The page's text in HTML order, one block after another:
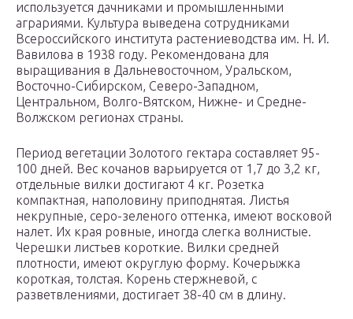
используется дачниками и промышленными
аграриями. Культура выведена сотрудниками
Всероссийского института растениеводства им. Н. И.
Вавилова в 1938 году. Рекомендована для
выращивания в Дальневосточном, Уральском,
Восточно-Сибирском, Северо-Западном,
Центральном, Волго-Вятском, Нижне- и Средне-
Волжском регионах страны.
Период вегетации Золотого гектара составляет 95-
100 дней. Вес кочанов варьируется от 1,7 до 3,2 кг,
отдельные вилки достигают 4 кг. Розетка
компактная, наполовину приподнятая. Листья
некрупные, серо-зеленого оттенка, имеют восковой
налет. Их края ровные, иногда слегка волнистые.
Черешки листьев короткие. Вилки средней
плотности, имеют округлую форму. Кочерыжка
короткая, толстая. Корень стержневой, с
разветвлениями, достигает 38-40 см в длину.